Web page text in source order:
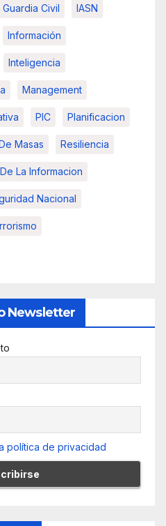
Guardia Civil IASN
Información
Inteligencia
Management
PIC Planificacion
Masas Resiliencia
La Informacion
Nacional
Newsletter
política de privacidad